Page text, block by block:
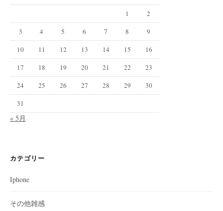
1
2
3
4 5 6 7 8
9
10
11 12 13 14 15
16
17
18 19 20 21 22
23
24
25 26 27 28 29
30
31
« 5月
カテゴリー
Iphone
その他雑感